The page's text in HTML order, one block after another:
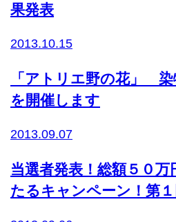
果発表
2013.10.15
「アトリエ野の花」
を開催します
2013.09.07
当選者発表！総額５０万
たるキャンペーン！第１